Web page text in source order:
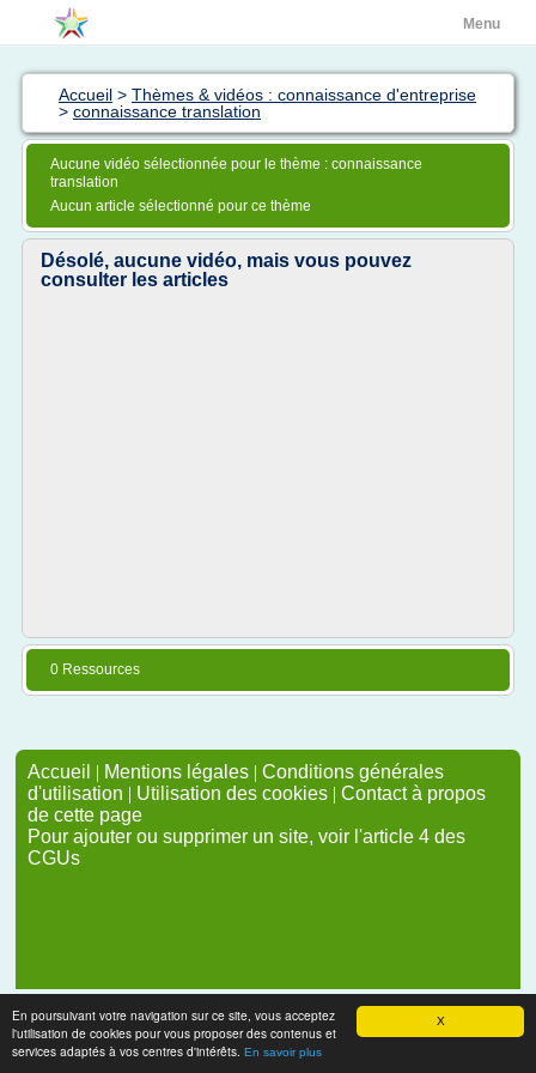
X
En poursuivant votre navigation sur ce site, vous acceptez
l'utilisation de cookies pour vous proposer des contenus et
services adaptés à vos centres d'intérêts. En savoir plus
Menu
Accueil > Thèmes & vidéos : connaissance d'entreprise
> connaissance translation
Aucune vidéo sélectionnée pour le thème : connaissance
translation
Aucun article sélectionné pour ce thème
Désolé, aucune vidéo, mais vous pouvez
consulter les articles
0 Ressources
Accueil | Mentions légales | Conditions générales
d'utilisation | Utilisation des cookies | Contact à propos
de cette page
Pour ajouter ou supprimer un site, voir l'article 4 des
CGUs